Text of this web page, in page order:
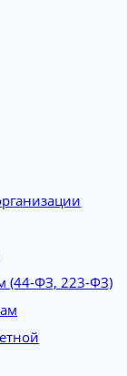
(44-ФЗ, 223-ФЗ)